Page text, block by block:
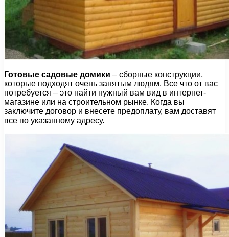
Готовые садовые домики – сборные конструкции,
которые подходят очень занятым людям. Все что от вас
потребуется – это найти нужный вам вид в интернет-
магазине или на строительном рынке. Когда вы
заключите договор и внесете предоплату, вам доставят
все по указанному адресу.